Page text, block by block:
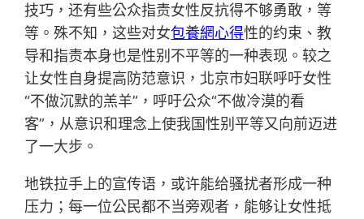
技巧，还有些公众指责女性反抗得不够勇敢，等
等。殊不知，这些对女包養網心得性的约束、教
导和指责本身也是性别不平等的一种表现。较之
让女性自身提高防范意识，北京市妇联呼吁女性
“不做沉默的羔羊”，呼吁公众“不做冷漠的看
客”，从意识和理念上使我国性别平等又向前迈进
了一大步。
地铁拉手上的宣传语，或许能给骚扰者形成一种
压力；每一位公民都不当旁观者，能够让女性抵